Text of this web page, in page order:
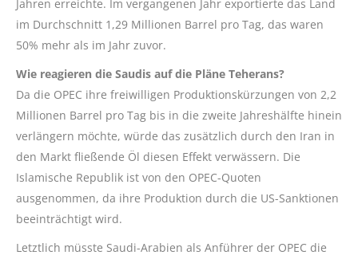
Jahren erreichte. Im vergangenen Jahr exportierte das Land
im Durchschnitt 1,29 Millionen Barrel pro Tag, das waren
50% mehr als im Jahr zuvor.
Wie reagieren die Saudis auf die Pläne Teherans?
Da die OPEC ihre freiwilligen Produktionskürzungen von 2,2
Millionen Barrel pro Tag bis in die zweite Jahreshälfte hinein
verlängern möchte, würde das zusätzlich durch den Iran in
den Markt fließende Öl diesen Effekt verwässern. Die
Islamische Republik ist von den OPEC-Quoten
ausgenommen, da ihre Produktion durch die US-Sanktionen
beeinträchtigt wird.
Letztlich müsste Saudi-Arabien als Anführer der OPEC die